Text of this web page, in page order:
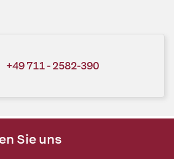
+49 711 - 2582-390
Sie uns